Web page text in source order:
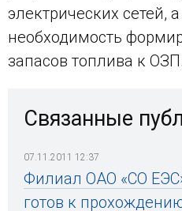
электрических сетей,
необходимость
запасов топлива к ОЗП.
Связанные
07.11.2011 12:37
Филиал ОАО «СО
готов к